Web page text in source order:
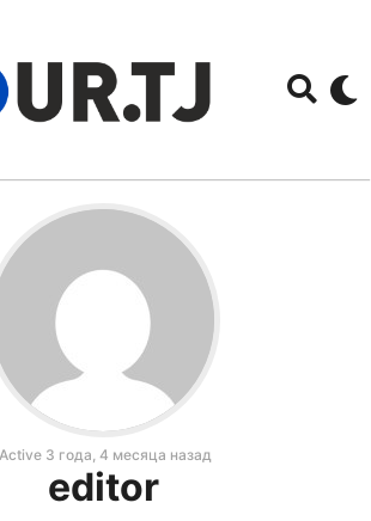
Active 3 года, 4 месяца назад
editor